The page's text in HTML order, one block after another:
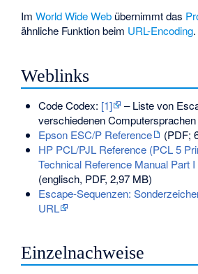
ImWorld Wide Web übernimmt das
ähnliche Funktion beim URL-Encoding.
Weblinks
Code Codex: [1]
– Liste von
verschiedenen Computersprachen
Epson ESC/P Reference
(PDF;
HP PCL/PJL Reference (PCL 5
Technical Reference Manual Part I
(englisch, PDF, 2,97 MB)
Escape-Sequenzen:
URL
Einzelnachweise